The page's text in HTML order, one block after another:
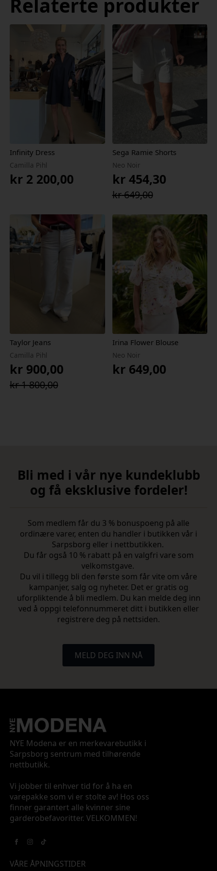
Relaterte produkter
Infinity Dress
Camilla Pihl
kr 2 200,00
Sega Ramie Shorts
Neo Noir
kr649,00
Opprinnelig
var:
kr 649,00.
kr454,30
Nåværende
er:
kr 454,30.
Taylor Jeans
Camilla Pihl
kr1 800,00
Opprinnelig
kr 900,00
Nåværende
Irina Flower Blouse
Neo Noir
kr649,00
Bli med i vår nye kundeklubb
og få eksklusive fordeler!
Som medlem får du 3 % bonuspoeng på alle
ordinære varer, enten du handler i butikken vår i
Sarpsborg eller i nettbutikken.
Du får også 10 % rabatt på en valgfri vare som
velkomstgave.
Du vil i tillegg bli den første som får vite om våre
kampanjer, salg og nyheter. Det er gratis og
uforpliktende å bli medlem. Du kan melde deg inn
ved å oppgi telefonnummeret ditt i butikken eller
registrere deg på nettsiden.
MELD DEG INN NÅ
NYE Modena er en merkevarebutikk i
Sarpsborg sentrum med tilhørende
nettbutikk.
Vi jobber til enhver tid for å ha en
varepakke som vi er stolte av! Hos oss
finner garantert alle kvinner sine
garderobefavoritter. VELKOMMEN!
VÅRE ÅPNINGSTIDER